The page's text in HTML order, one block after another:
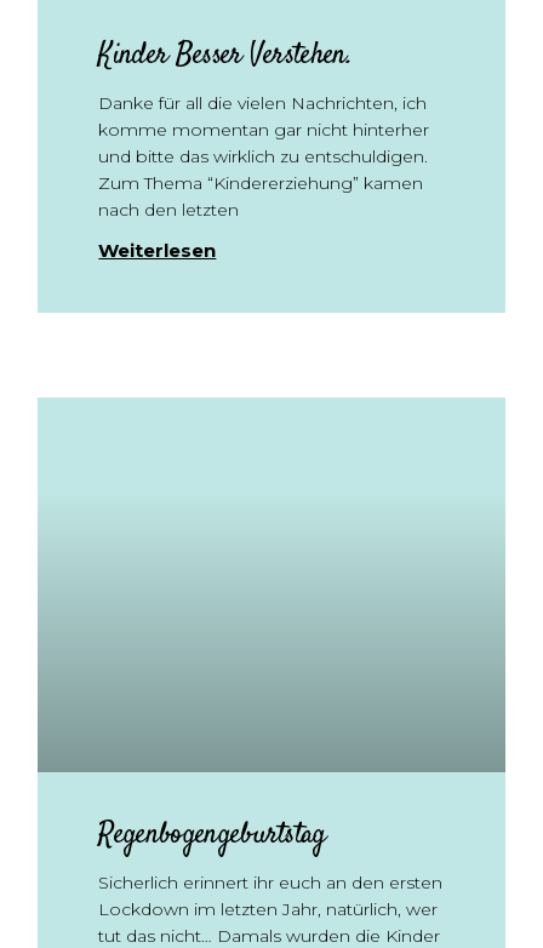
Kinder Besser Verstehen.
Danke für all die vielen Nachrichten, ich
komme momentan gar nicht hinterher
und bitte das wirklich zu entschuldigen.
Zum Thema “Kindererziehung” kamen
nach den letzten
Weiterlesen
Regenbogengeburtstag
Sicherlich erinnert ihr euch an den ersten
Lockdown im letzten Jahr, natürlich, wer
tut das nicht… Damals wurden die Kinder